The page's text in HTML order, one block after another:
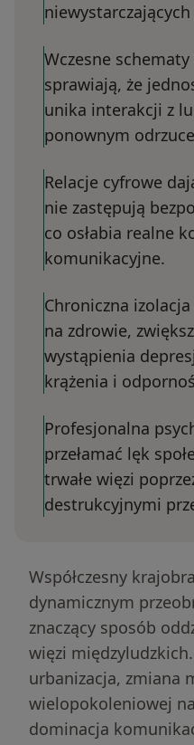
Wczesne
sprawiają, że
unika interakcji z
ponownym
Relacje cyfrowe
nie zastępują
co osłabia realne
komunikacyjne.
Chroniczna
na zdrowie,
wystąpienia
krążenia i
Profesjonalna
przełamać lęk
trwałe więzi
destrukcyjnymi
Współczesny
dynamicznym
znaczący sposób
więzi
urbanizacja, zmiana
wielopokoleniowej
dominacja